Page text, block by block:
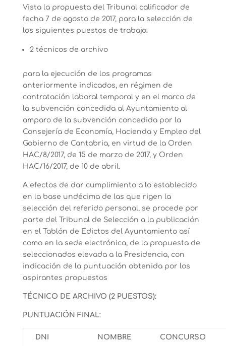
Vista la propuesta del Tribunal calificador de
fecha 7 de agosto de 2017, para la selección de
los siguientes puestos de trabajo:
2 técnicos de archivo
para la ejecución de los programas
anteriormente indicados, en régimen de
contratación laboral temporal y en el marco de
la subvención concedida al Ayuntamiento al
amparo de la subvención concedida por la
Consejería de Economía, Hacienda y Empleo del
Gobierno de Cantabria, en virtud de la Orden
HAC/8/2017, de 15 de marzo de 2017, y Orden
HAC/16/2017, de 10 de abril.
A efectos de dar cumplimiento a lo establecido
en la base undécima de las que rigen la
selección del referido personal, se procede por
parte del Tribunal de Selección a la publicación
en el Tablón de Edictos del Ayuntamiento así
como en la sede electrónica, de la propuesta de
seleccionados elevada a la Presidencia, con
indicación de la puntuación obtenida por los
aspirantes propuestos
TÉCNICO DE ARCHIVO (2 PUESTOS):
PUNTUACIÓN FINAL:
DNI NOMBRE CONCURSO